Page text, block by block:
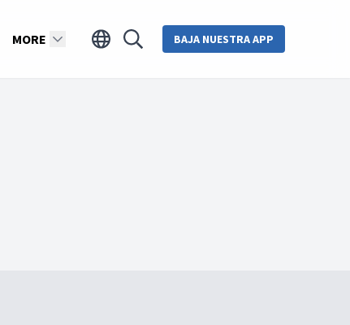
MORE BAJA NUESTRA APP